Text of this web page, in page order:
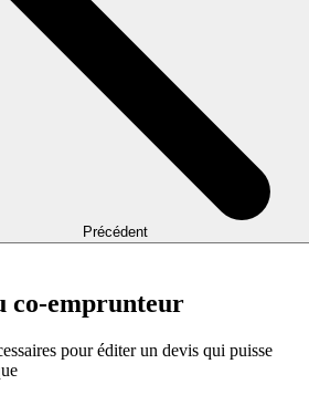
Précédent
co-emprunteur
pour éditer un devis qui puisse